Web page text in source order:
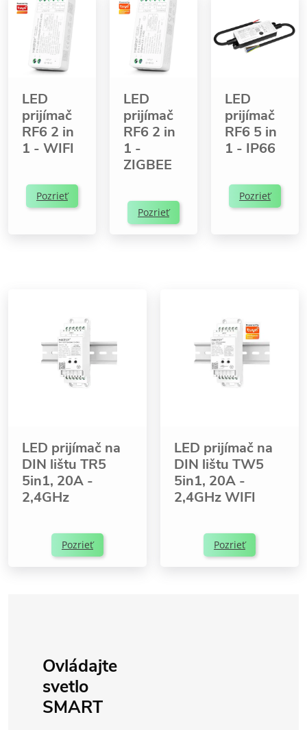
LED
prijímač
RF6 2 in
1 - WIFI
Pozrieť
LED
prijímač
RF6 2 in
1 -
ZIGBEE
Pozrieť
LED
prijímač
RF6 5 in
1 - IP66
Pozrieť
LED prijímač na
DIN lištu TR5
5in1, 20A -
2,4GHz
Pozrieť
LED prijímač na
DIN lištu TW5
5in1, 20A -
2,4GHz WIFI
Pozrieť
Ovládajte
svetlo
SMART